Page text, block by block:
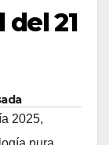
21
2025,